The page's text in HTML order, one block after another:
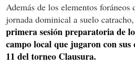
Además de los elementos foráneos
jornada dominical a suelo catracho,
primera sesión preparatoria de
campo local que jugaron con
11 del torneo Clausura.